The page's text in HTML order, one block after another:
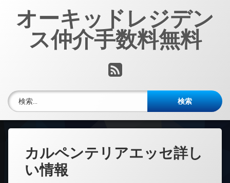
オーキッドレジデン
ス仲介手数料無料
RSS
検索:
カルペンテリアエッセ詳し
い情報